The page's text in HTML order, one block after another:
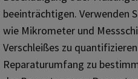
beeinträchtigen. Verwenden
wie Mikrometer und
Verschleißes zu
Reparaturumfang zu